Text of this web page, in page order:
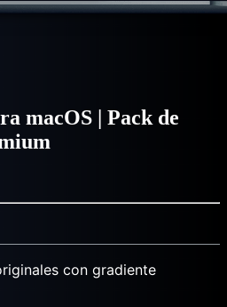
macOS | Pack de
con gradiente